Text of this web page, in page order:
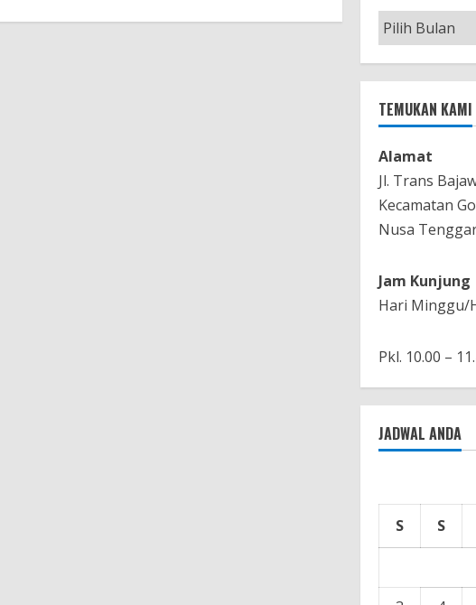
Berita
Bulanan
TEMUKAN KAMI
Alamat
Jl. Trans
Kecamatan
Nusa
Jam Kunjung
Hari Minggu/
Pkl. 10.00 –
JADWAL ANDA
S S